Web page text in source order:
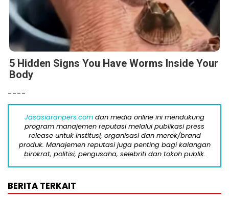
5 Hidden Signs You Have Worms Inside Your
Body
----
Jasasiaranpers.com dan media online ini mendukung
program manajemen reputasi melalui publikasi press
release untuk institusi, organisasi dan merek/brand
produk. Manajemen reputasi juga penting bagi kalangan
birokrat, politisi, pengusaha, selebriti dan tokoh publik.
BERITA TERKAIT